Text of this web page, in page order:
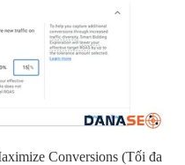
Conversions (Tối đa